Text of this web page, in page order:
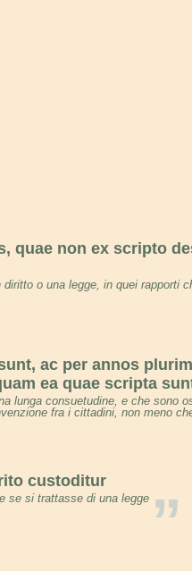
quae non ex scripto
o una legge, in quei rapporti
ac per annos
ea quae scripta
lunga consuetudine, e che sono
fra i cittadini, non meno
custoditur
”
se si trattasse di una legge